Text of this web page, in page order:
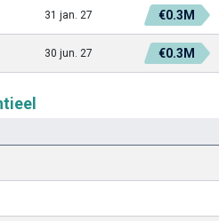
31 jan. 27 €0.3M
30 jun. 27 €0.3M